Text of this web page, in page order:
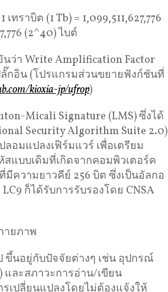
าบิต (1 Tb) = 1,099,511,627,776
(2^40) ไบต์
นว่า Write Amplification Factor
ลั๊กอิน (โปรแกรมส่วนขยายฟังก์ชันที่
kioxia-jp/ufrop)
Micali Signature (LMS) ซึ่งได้
Security Algorithm Suite 2.0)
อมแปลงเฟิร์มแวร์ เพื่อเตรียม
แบบเดิมที่เกิดจากคอมพิวเตอร์ค
มีความยาวคีย์ 256 บิต ซึ่งเป็นอัลกอ
ก็ได้รับการรับรองโดย CNSA
ายภาพ
ขึ้นอยู่กับปัจจัยต่างๆ เช่น อุปกรณ์
และสภาวะการอ่าน/เขียน
เปลี่ยนแปลงโดยไม่ต้องแจ้งให้